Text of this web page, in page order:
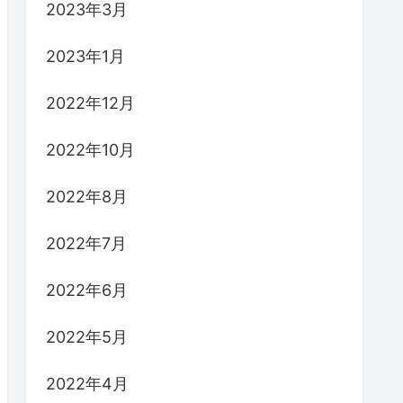
2023年3月
2023年1月
2022年12月
2022年10月
2022年8月
2022年7月
2022年6月
2022年5月
2022年4月